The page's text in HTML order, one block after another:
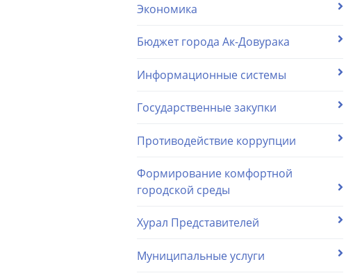
Экономика
Бюджет города Ак-Довурака
Информационные системы
Государственные закупки
Противодействие коррупции
Формирование комфортной
городской среды
Хурал Представителей
Муниципальные услуги